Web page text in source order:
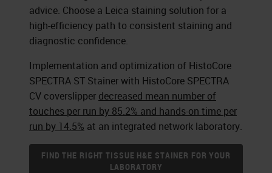
advice. Choose a Leica staining solution for a
high-efficiency path to consistent staining and
diagnostic confidence.
Implementation and optimization of HistoCore
SPECTRA ST Stainer with HistoCore SPECTRA
CV coverslipper decreased mean number of
touches per run by 85.2% and hands-on time per
run by 14.5% at an integrated network laboratory.
FIND THE RIGHT TISSUE H&E STAINER FOR YOUR
LABORATORY